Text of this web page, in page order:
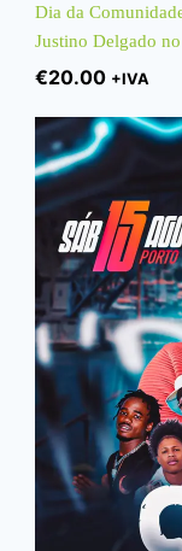
Dia da
Justino Delgado
€20.00 +IVA